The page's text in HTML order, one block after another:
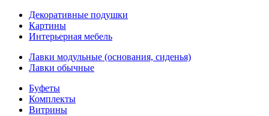
Декоративные подушки
Картины
Интерьерная мебель
Лавки модульные (основания, сиденья)
Лавки обычные
Буфеты
Комплекты
Витрины